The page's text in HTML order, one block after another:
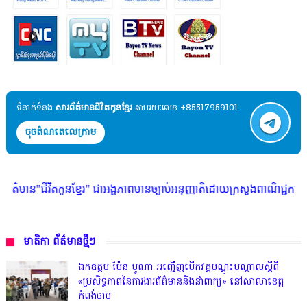
ទំនាក់ទំនង​​ សារព័ត៌មានជីវិតកូនខ្មែរ តាមរយៈលេខ +85517959101
ចុចតំណតេលេក្រាម
តកូនខ្មែរ" ជាអង្គភាពមានច្បាប់អនុញ្ញាតិដោយក្រសួងពាណិជ្ជកម្ម ក្រសួងកា
មាតិកា ព័ត៌មានថ្មីៗ
ឯកឧត្តម ប៉ែន បូណា អញ្ជើញបើកវគ្គបណ្តុះបណ្តាលស្តីពី
«ប្រសិទ្ធភាពនៃការងារព័ត៌មាននិងនាំពាក្យ» នៅសាលាខេត្ត
កំពង់ចាម